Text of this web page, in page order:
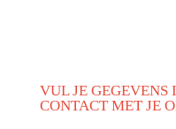
VUL JE
CONTACT MET JE